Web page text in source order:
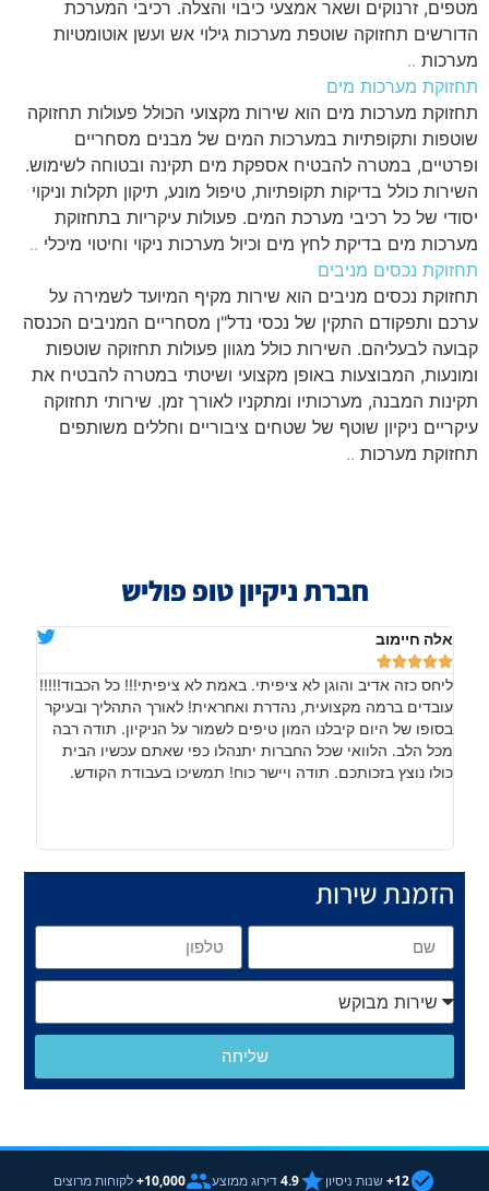
מטפים, זרנוקים ושאר אמצעי כיבוי והצלה. רכיבי המערכת
הדורשים תחזוקה שוטפת מערכות גילוי אש ועשן אוטומטיות
מערכות ..
תחזוקת מערכות מים
תחזוקת מערכות מים הוא שירות מקצועי הכולל פעולות תחזוקה
שוטפות ותקופתיות במערכות המים של מבנים מסחריים
ופרטיים, במטרה להבטיח אספקת מים תקינה ובטוחה לשימוש.
השירות כולל בדיקות תקופתיות, טיפול מונע, תיקון תקלות וניקוי
יסודי של כל רכיבי מערכת המים. פעולות עיקריות בתחזוקת
מערכות מים בדיקת לחץ מים וכיול מערכות ניקוי וחיטוי מיכלי ..
תחזוקת נכסים מניבים
תחזוקת נכסים מניבים הוא שירות מקיף המיועד לשמירה על
ערכם ותפקודם התקין של נכסי נדל"ן מסחריים המניבים הכנסה
קבועה לבעליהם. השירות כולל מגוון פעולות תחזוקה שוטפות
ומונעות, המבוצעות באופן מקצועי ושיטתי במטרה להבטיח את
תקינות המבנה, מערכותיו ומתקניו לאורך זמן. שירותי תחזוקה
עיקריים ניקיון שוטף של שטחים ציבוריים וחללים משותפים
תחזוקת מערכות ..
חברת ניקיון טופ פוליש
אלה חיימוב





ליחס כזה אדיב והוגן לא ציפיתי. באמת לא ציפיתי!!! כל הכבוד!!!!!
עובדים ברמה מקצועית, נהדרת ואחראית! לאורך התהליך ובעיקר
בסופו של היום קיבלנו המון טיפים לשמור על הניקיון. תודה רבה
מכל הלב. הלוואי שכל החברות יתנהלו כפי שאתם עכשיו הבית
כולו נוצץ בזכותכם. תודה ויישר כוח! תמשיכו בעבודת הקודש.
הזמנת שירות
שליחה
12+ שנות ניסיון 4.9דירוג ממוצע 10,000+
לקוחות מרוצים